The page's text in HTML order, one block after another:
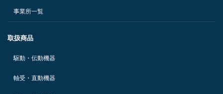
事業所一覧
取扱商品
駆動・伝動機器
軸受・直動機器